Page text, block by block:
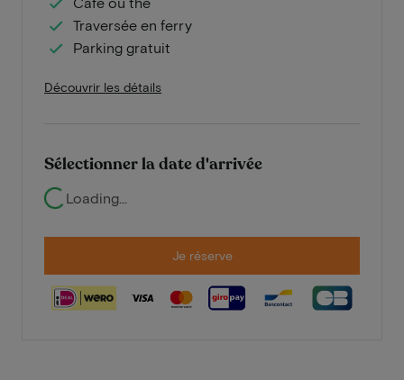
Traversée en ferry
Parking gratuit
Découvrir les détails
Sélectionner la date d'arrivée
Loading...
Je réserve